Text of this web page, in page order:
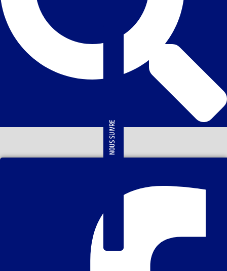
NOUS SUIVRE